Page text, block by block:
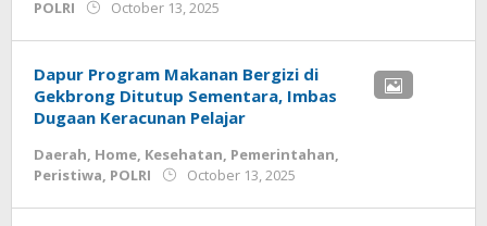
POLRI
October 13, 2025
Dapur Program Makanan Bergizi di
Gekbrong Ditutup Sementara, Imbas
Dugaan Keracunan Pelajar
Daerah, Home, Kesehatan, Pemerintahan,
Peristiwa, POLRI October 13, 2025